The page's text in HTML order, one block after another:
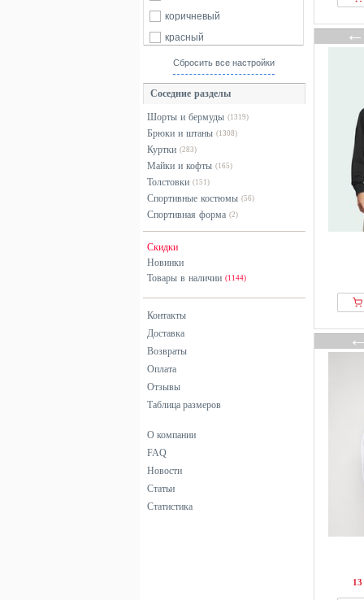
Quiksilver
RevolutionRace
Rossignol
Swedemount
The North Face
коричневый
красный
оранжевый
серебристый
серый
фиолетовый
хаки
черный
Сбросить все настройки
Соседние разделы
Шорты и бермуды (1319)
Брюки и штаны (1308)
Куртки (283)
Майки и кофты (165)
Толстовки (151)
Спортивные костюмы (56)
Спортивная форма (2)
Скидки
Новинки
Товары в наличии (1144)
Контакты
Доставка
Возвраты
Оплата
Отзывы
Таблица размеров
О компании
FAQ
Новости
Статьи
Статистика